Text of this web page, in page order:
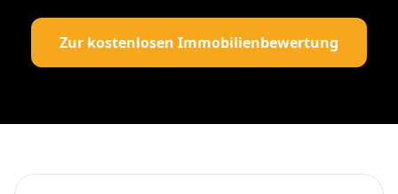
Zur kostenlosen Immobilienbewertung